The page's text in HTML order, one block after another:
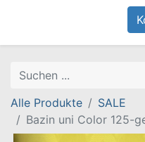
Alle Produkte
SALE
Bazin uni Color 125-